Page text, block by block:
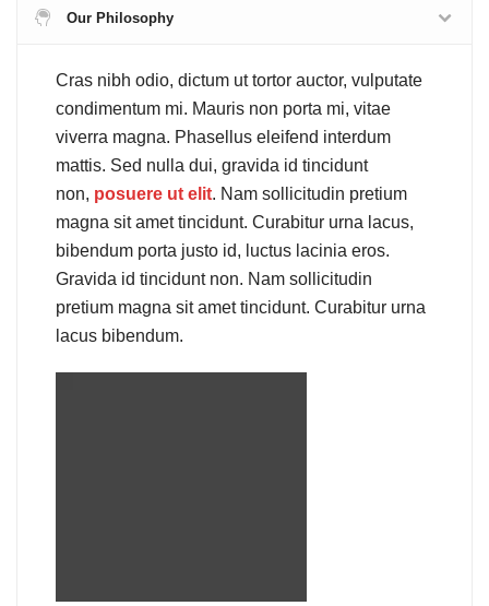
Our Philosophy
Cras nibh odio, dictum ut tortor auctor, vulputate
condimentum mi. Mauris non porta mi, vitae
viverra magna. Phasellus eleifend interdum
mattis. Sed nulla dui, gravida id tincidunt
non, posuere ut elit. Nam sollicitudin pretium
magna sit amet tincidunt. Curabitur urna lacus,
bibendum porta justo id, luctus lacinia eros.
Gravida id tincidunt non. Nam sollicitudin
pretium magna sit amet tincidunt. Curabitur urna
lacus bibendum.